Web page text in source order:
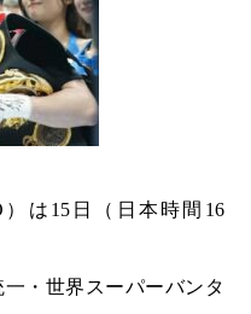
は15日（日本時間16
・世界スーパーバンタ